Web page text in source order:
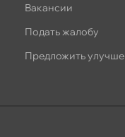
акансии
Подать жалобу
Предложить